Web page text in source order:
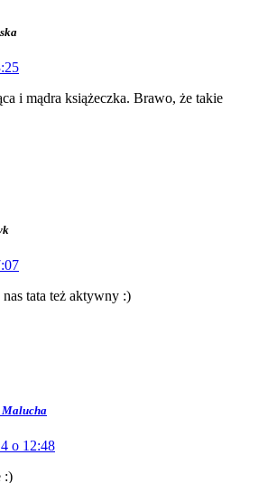
i mądra książeczka. Brawo, że takie
tata też aktywny :)
o 12:48
:)